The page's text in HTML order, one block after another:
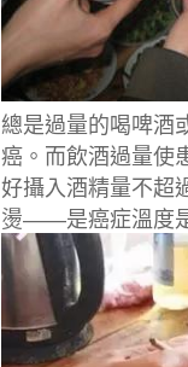
總是過量的喝啤酒
癌。而飲酒過量使
好攝入酒精量不超
燙——是癌症溫度